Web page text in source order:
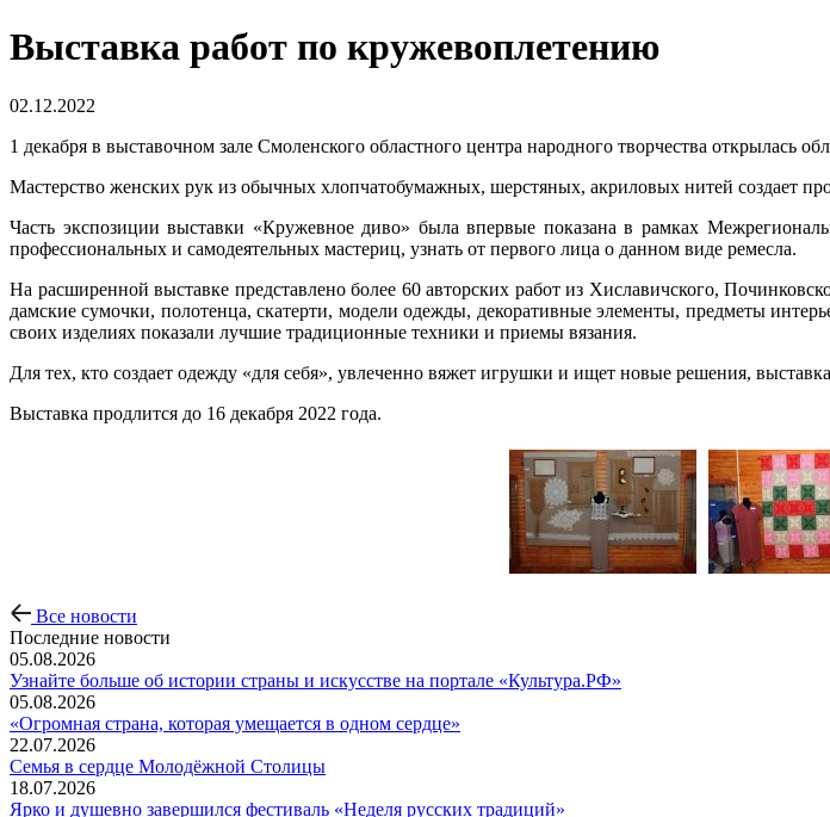
Выставка работ по кружевоплетению
02.12.2022
1 декабря в выставочном зале Смоленского областного центра народного творчества открылась
Мастерство женских рук из обычных хлопчатобумажных, шерстяных, акриловых нитей создает
Часть экспозиции выставки «Кружевное диво» была впервые показана в рамках
профессиональных и самодеятельных мастериц, узнать от первого лица о данном виде ремесла.
На расширенной выставке представлено более 60 авторских работ из Хиславичского,
дамские сумочки, полотенца, скатерти, модели одежды, декоративные элементы, предметы
своих изделиях показали лучшие традиционные техники и приемы вязания.
Для тех, кто создает одежду «для себя», увлеченно вяжет игрушки и ищет новые решения,
Выставка продлится до 16 декабря 2022 года.
Все новости
Последние новости
05.08.2026
Узнайте больше об истории страны и искусстве на портале «Культура.РФ»
05.08.2026
«Огромная страна, которая умещается в одном сердце»
22.07.2026
Семья в сердце Молодёжной Столицы
18.07.2026
Ярко и душевно завершился фестиваль «Неделя русских традиций»